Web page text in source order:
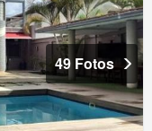
49 Fotos